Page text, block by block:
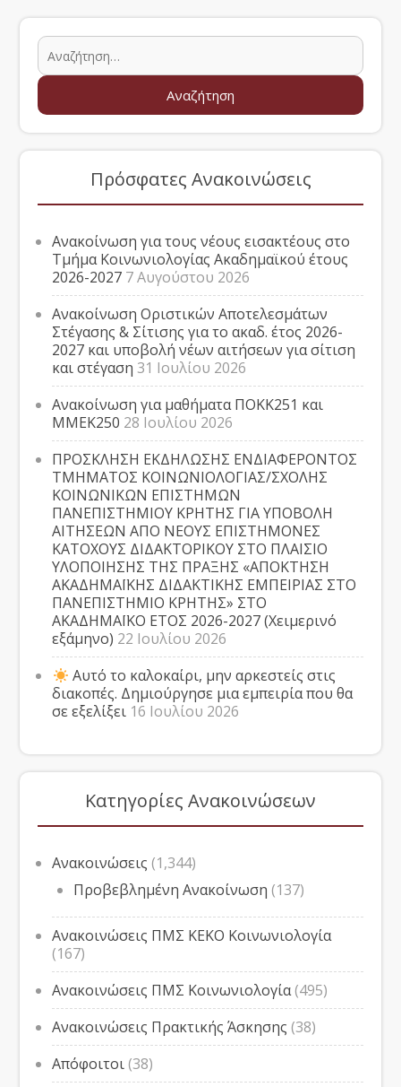
Πρόσφατες Ανακοινώσεις
Ανακοίνωση για τους νέους εισακτέους στο
Τμήμα Κοινωνιολογίας Ακαδημαϊκού έτους
2026-2027 7 Αυγούστου 2026
Ανακοίνωση Οριστικών Αποτελεσμάτων
Στέγασης & Σίτισης για το ακαδ. έτος 2026-
2027 και υποβολή νέων αιτήσεων για σίτιση
και στέγαση 31 Ιουλίου 2026
Ανακοίνωση για μαθήματα ΠΟΚΚ251 και
ΜΜΕΚ250 28 Ιουλίου 2026
ΠΡΟΣΚΛΗΣΗ ΕΚΔΗΛΩΣΗΣ ΕΝΔΙΑΦΕΡΟΝΤΟΣ
ΤΜΗΜΑΤΟΣ ΚΟΙΝΩΝΙΟΛΟΓΙΑΣ/ΣΧΟΛΗΣ
ΚΟΙΝΩΝΙΚΩΝ ΕΠΙΣΤΗΜΩΝ
ΠΑΝΕΠΙΣΤΗΜΙΟΥ ΚΡΗΤΗΣ ΓΙΑ ΥΠΟΒΟΛΗ
ΑΙΤΗΣΕΩΝ ΑΠΟ ΝΕΟΥΣ ΕΠΙΣΤΗΜΟΝΕΣ
ΚΑΤΟΧΟΥΣ ΔΙΔΑΚΤΟΡΙΚΟΥ ΣΤΟ ΠΛΑΙΣΙΟ
ΥΛΟΠΟΙΗΣΗΣ ΤΗΣ ΠΡΑΞΗΣ «ΑΠΟΚΤΗΣΗ
ΑΚΑΔΗΜΑΪΚΗΣ ΔΙΔΑΚΤΙΚΗΣ ΕΜΠΕΙΡΙΑΣ ΣΤΟ
ΠΑΝΕΠΙΣΤΗΜΙΟ ΚΡΗΤΗΣ» ΣΤΟ
ΑΚΑΔΗΜΑΪΚΟ ΕΤΟΣ 2026-2027 (Χειμερινό
εξάμηνο) 22 Ιουλίου 2026
Αυτό το καλοκαίρι, μην αρκεστείς στις
διακοπές. Δημιούργησε μια εμπειρία που θα
σε εξελίξει 16 Ιουλίου 2026
Κατηγορίες Ανακοινώσεων
Ανακοινώσεις (1,344)
Προβεβλημένη Ανακοίνωση (137)
Ανακοινώσεις ΠΜΣ ΚΕΚΟ Κοινωνιολογία
(167)
Ανακοινώσεις ΠΜΣ Κοινωνιολογία(495)
Ανακοινώσεις Πρακτικής Άσκησης (38)
Απόφοιτοι(38)